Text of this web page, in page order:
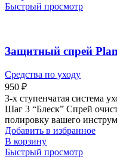
Быстрый просмотр
Защитный спрей
Средства по уходу
950 ₽
3-х ступенчатая система
Шаг 3 “Блеск” Спрей
полировку вашего
Добавить в избранное
В корзину
Быстрый просмотр